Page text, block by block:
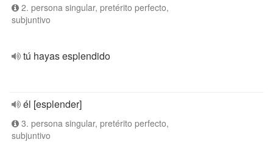
2. persona singular, pretérito perfecto,
subjuntivo
tú hayas esplendido
él [esplender]
3. persona singular, pretérito perfecto,
subjuntivo